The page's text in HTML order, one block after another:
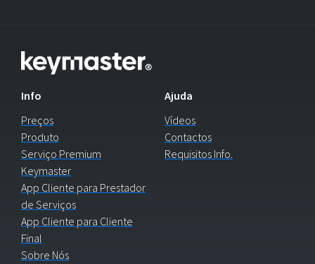
Info
Preços
Produto
Serviço Premium
Keymaster
App Cliente para Prestador
de Serviços
App Cliente para Cliente
Final
Sobre Nós
Ajuda
Vídeos
Contactos
Requisitos Info.